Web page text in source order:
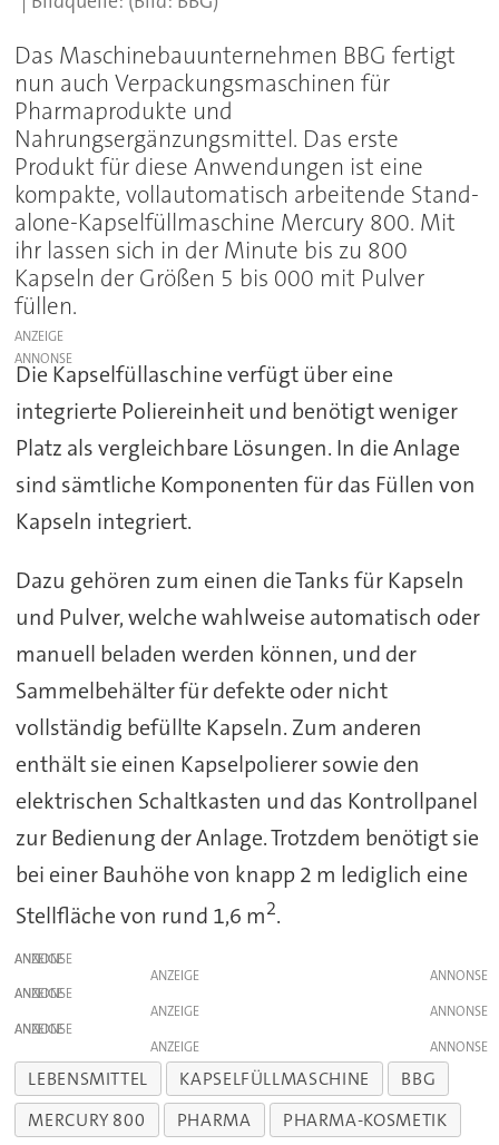
Das Maschinebauunternehmen BBG fertigt
nun auch Verpackungsmaschinen für
Pharmaprodukte und
Nahrungsergänzungsmittel. Das erste
Produkt für diese Anwendungen ist eine
kompakte, vollautomatisch arbeitende Stand-
alone-Kapselfüllmaschine Mercury 800. Mit
ihr lassen sich in der Minute bis zu 800
Kapseln der Größen 5 bis 000 mit Pulver
füllen.
ANZEIGE
Die Kapselfüllaschine verfügt über eine
integrierte Poliereinheit und benötigt weniger
Platz als vergleichbare Lösungen. In die Anlage
sind sämtliche Komponenten für das Füllen von
Kapseln integriert.
Dazu gehören zum einen die Tanks für Kapseln
und Pulver, welche wahlweise automatisch oder
manuell beladen werden können, und der
Sammelbehälter für defekte oder nicht
vollständig befüllte Kapseln. Zum anderen
enthält sie einen Kapselpolierer sowie den
elektrischen Schaltkasten und das Kontrollpanel
zur Bedienung der Anlage. Trotzdem benötigt sie
bei einer Bauhöhe von knapp 2 m lediglich eine
Stellfläche von rund 1,6 m2.
ANZEIGE
ANZEIGE
ANZEIGE
ANZEIGE
ANZEIGE
ANZEIGE
LEBENSMITTEL KAPSELFÜLLMASCHINE
BBG
MERCURY 800
PHARMA PHARMA-KOSMETIK